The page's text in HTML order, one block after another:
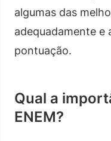
algumas das
adequadamente e
pontuação.
Qual a
ENEM?